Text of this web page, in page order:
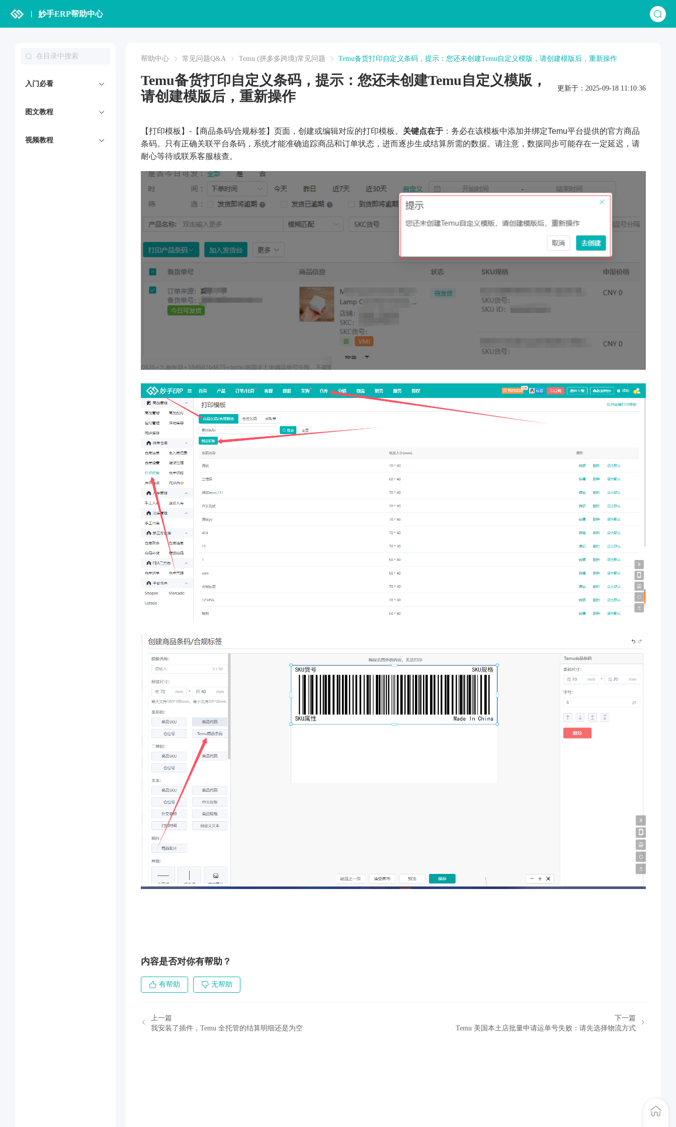
妙手ERP帮助中心
入门必看
图文教程
视频教程
帮助中心 常见问题Q&A Temu (拼多多跨境)常见问题 Temu备货打印自定义条码，提示：您还未创建Temu自定义模版，请创建模版后，重新操作
Temu备货打印自定义条码，提示：您还未创建Temu自定义模版，
请创建模版后，重新操作
更新于：2025-09-18 11:10:36
【打印模板】-【商品条码/合规标签】页面，创建或编辑对应的打印模板。 关键点在于 ：务必在该模板中添加并绑定Temu平台提供的官方商品
条码。只有正确关联平台条码，系统才能准确追踪商品和订单状态，进而逐步生成结算所需的数据。请注意，数据同步可能存在一定延迟，请
耐心等待或联系客服核查。
内容是否对你有帮助？
有帮助 无帮助
上一篇
我安装了插件，Temu 全托管的结算明细还是为空
下一篇
Temu 美国本土店批量申请运单号失败：请先选择物流方式